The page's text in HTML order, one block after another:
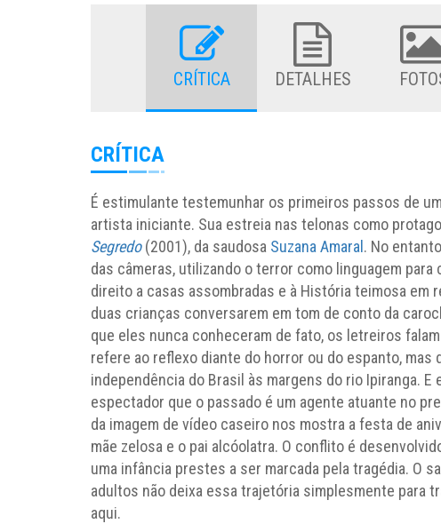
CRÍTICA DETALHES
CRÍTICA
É estimulante testemunhar os primeiros passos de
artista iniciante. Sua estreia nas telonas como
Segredo(2001), da saudosa Suzana Amaral . No
das câmeras, utilizando o terror como linguagem
direito a casas assombradas e à História teimosa
duas crianças conversarem em tom de conto da
que eles nunca conheceram de fato, os letreiros
refere ao reflexo diante do horror ou do espanto, mas
independência do Brasil às margens do rio Ipiranga.
espectador que o passado é um agente atuante no
da imagem de vídeo caseiro nos mostra a festa de
mãe zelosa e o pai alcóolatra. O conflito é
uma infância prestes a ser marcada pela tragédia. O
adultos não deixa essa trajetória simplesmente para
aqui.